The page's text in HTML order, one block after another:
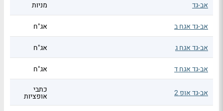
אב-גד מניות
אב-גד אגח ב אג"ח
אב-גד אגח ג אג"ח
אב-גד אגח ד אג"ח
אב-גד אופ 2 כתבי
אופציות